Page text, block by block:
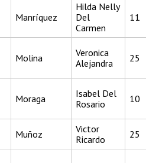
Manríquez
Hilda Nelly
Del
Carmen
11
Molina
Veronica
Alejandra
25
Moraga
Isabel Del
Rosario
10
Muñoz
Victor
Ricardo
25